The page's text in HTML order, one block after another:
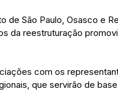
de São Paulo, Osasco e
da reestruturação
com os
que servirão de base